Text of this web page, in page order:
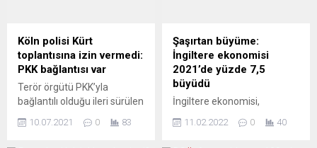
ifadesini kullandı. ”Nazi
işgalinden sonraki en yok
edici savaş yaşanıyor. Orası
çocuk yuvası değil” diye
konuşan Melnyk,...
yargılanan 20 sanıktan
19’una ilişkin yöneltilen tüm
suçlamaları haklı bulan...
Köln polisi Kürt
toplantısına izin vermedi:
PKK bağlantısı var
Terör örgütü PKK’yla
bağlantılı olduğu ileri sürülen
Toplum Kongresi’nin (KCDK-
10.07.2021 0 83
Şaşırtan büyüme:
İngiltere ekonomisi
2021’de yüzde 7,5
büyüdü
İngiltere ekonomisi,
salgını nedeniyle 2020
11.02.2022 0 40